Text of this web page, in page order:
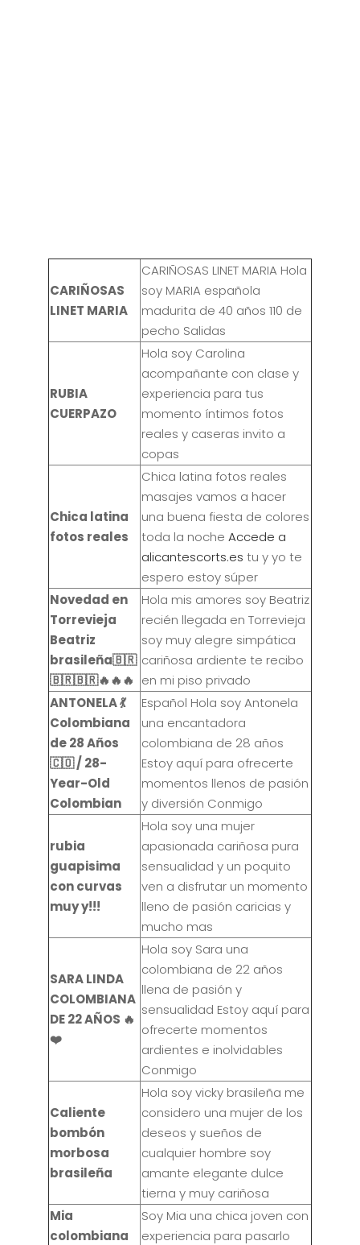
CARIÑOSAS
LINET MARIA
CARIÑOSAS LINET MARIA Hola
soy MARIA española
madurita de 40 años 110 de
pecho Salidas
RUBIA
CUERPAZO
Hola soy Carolina
acompañante con clase y
experiencia para tus
momento íntimos fotos
reales y caseras invito a
copas
Chica latina
fotos reales
Chica latina fotos reales
masajes vamos a hacer
una buena fiesta de colores
toda la noche Accede a
alicantescorts.es tu y yo te
espero estoy súper
Novedad en
Torrevieja
Beatriz
brasileña🇧🇷
🇧🇷🇧🇷🔥🔥🔥
Hola mis amores soy Beatriz
recién llegada en Torrevieja
soy muy alegre simpática
cariñosa ardiente te recibo
en mi piso privado
ANTONELA 💃
Colombiana
de 28 Años
🇨🇴 / 28-
Year-Old
Colombian
Español Hola soy Antonela
una encantadora
colombiana de 28 años
Estoy aquí para ofrecerte
momentos llenos de pasión
y diversión Conmigo
rubia
guapisima
con curvas
muy y!!!
Hola soy una mujer
apasionada cariñosa pura
sensualidad y un poquito
ven a disfrutar un momento
lleno de pasión caricias y
mucho mas
SARA LINDA
COLOMBIANA
DE 22 AÑOS 🔥
❤️
Hola soy Sara una
colombiana de 22 años
llena de pasión y
sensualidad Estoy aquí para
ofrecerte momentos
ardientes e inolvidables
Conmigo
Caliente
bombón
morbosa
brasileña
Hola soy vicky brasileña me
considero una mujer de los
deseos y sueños de
cualquier hombre soy
amante elegante dulce
tierna y muy cariñosa
Mia
colombiana
Soy Mia una chica joven con
experiencia para pasarlo